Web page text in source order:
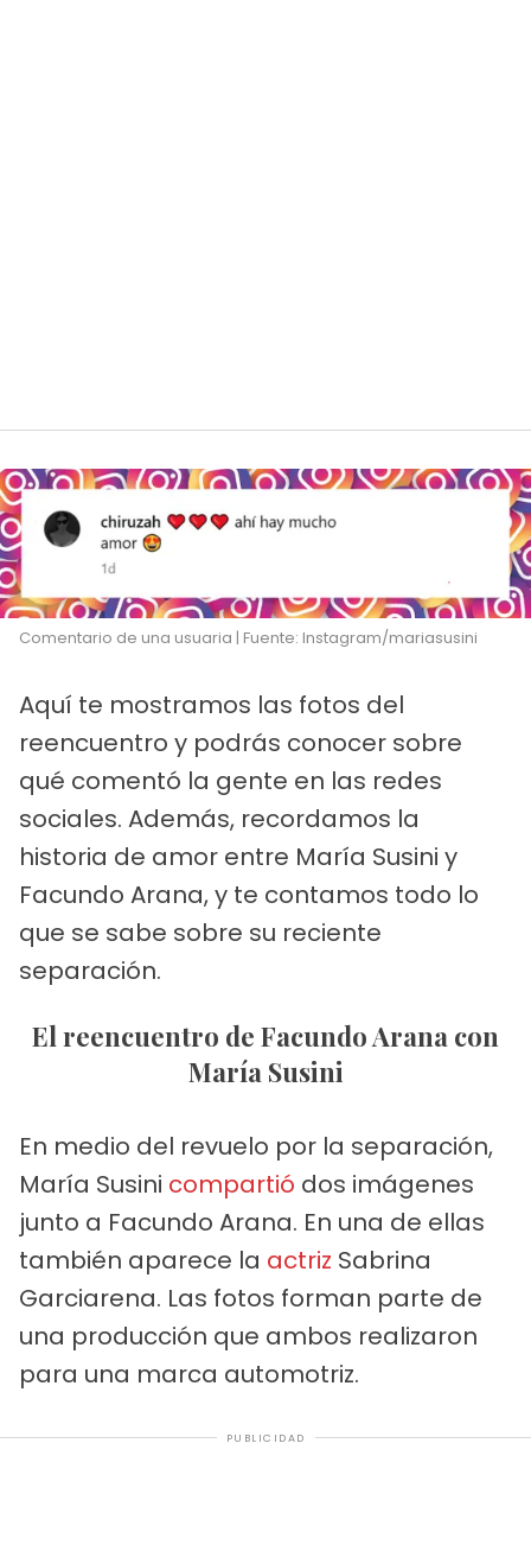
Comentario de una usuaria | Fuente: Instagram/mariasusini
Aquí te mostramos las fotos del
reencuentro y podrás conocer sobre
qué comentó la gente en las redes
sociales. Además, recordamos la
historia de amor entre María Susini y
Facundo Arana, y te contamos todo lo
que se sabe sobre su reciente
separación.
El reencuentro de Facundo Arana con
María Susini
En medio del revuelo por la separación,
María Susini compartió dos imágenes
junto a Facundo Arana. En una de ellas
también aparece la actriz Sabrina
Garciarena. Las fotos forman parte de
una producción que ambos realizaron
para una marca automotriz.
PUBLICIDAD